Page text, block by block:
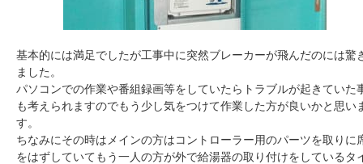
基本的には満足でしたが工事中に突然ブレーカーが飛んだのには驚
ました。
パソコンでの作業や番組録画等をしていたらトラブルが起きていた
も考えられますのでもう少し気をつけて作業した方が良いかと思い
す。
ちなみにその時はメインの方はコントローラー用のパーツを取りに
をはずしていてもう一人の方が外で給湯器の取り付けをしているタ